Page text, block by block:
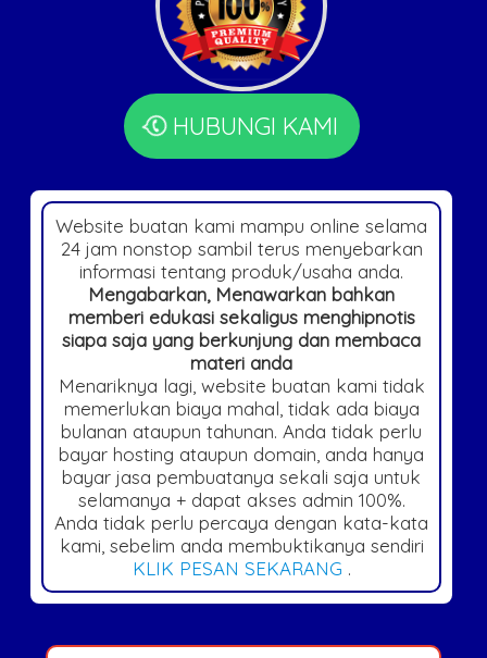
HUBUNGI KAMI
Website buatan kami mampu online selama
24 jam nonstop sambil terus menyebarkan
informasi tentang produk/usaha anda.
Mengabarkan, Menawarkan bahkan
memberi edukasi sekaligus menghipnotis
siapa saja yang berkunjung dan membaca
materi anda
Menariknya lagi, website buatan kami tidak
memerlukan biaya mahal, tidak ada biaya
bulanan ataupun tahunan. Anda tidak perlu
bayar hosting ataupun domain, anda hanya
bayar jasa pembuatanya sekali saja untuk
selamanya + dapat akses admin 100%.
Anda tidak perlu percaya dengan kata-kata
kami, sebelim anda membuktikanya sendiri
KLIK PESAN SEKARANG .